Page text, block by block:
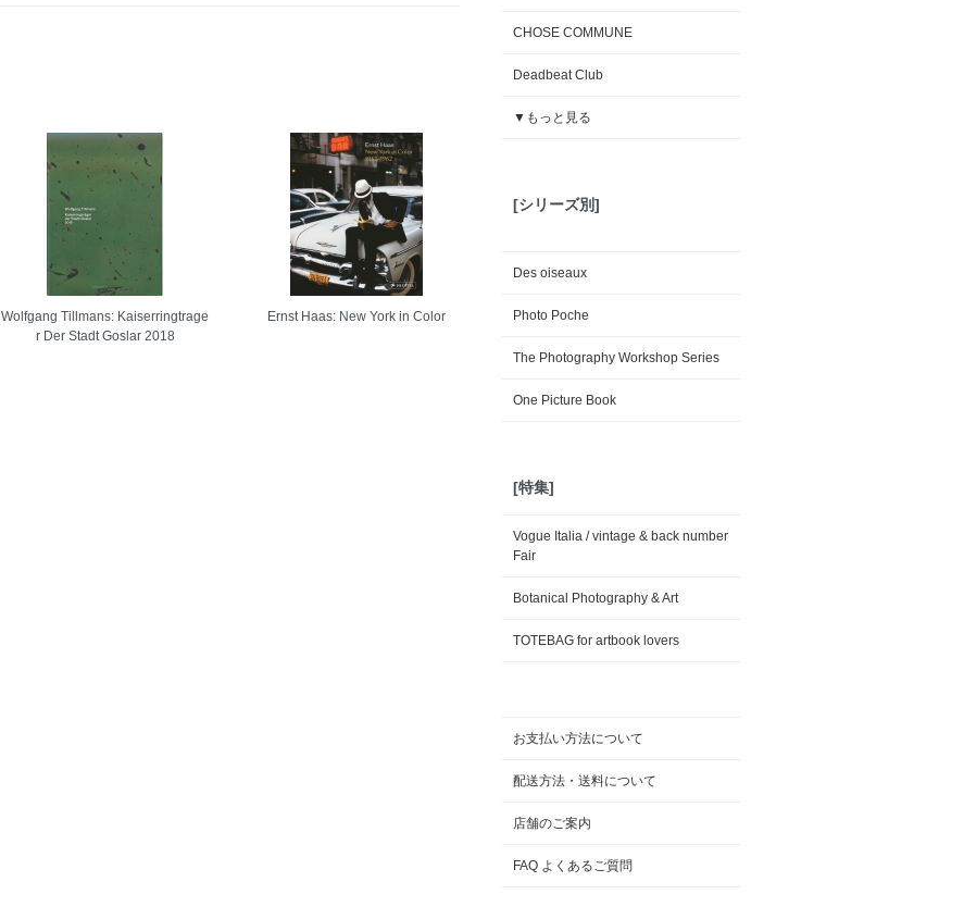
Wolfgang Tillmans: Kaiserringtrage
r Der Stadt Goslar 2018
Ernst Haas: New York in Color
CHOSE COMMUNE
Deadbeat Club
▼もっと見る
[シリーズ別]
Des oiseaux
Photo Poche
The Photography Workshop Series
One Picture Book
[特集]
Vogue Italia / vintage & back number
Fair
Botanical Photography & Art
TOTEBAG for artbook lovers
お支払い方法について
配送方法・送料について
店舗のご案内
FAQ よくあるご質問